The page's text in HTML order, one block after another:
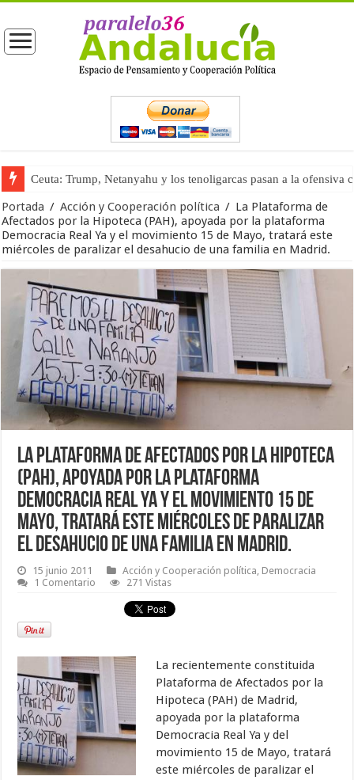
Ceuta: Trump, Netanyahu y los tenoligarcas pasan a la ofensiva
La masificación turística (tercera parte)
Portada / Acción y Cooperación política / La Plataforma de
Afectados por la Hipoteca (PAH), apoyada por la plataforma
Democracia Real Ya y el movimiento 15 de Mayo, tratará este
miércoles de paralizar el desahucio de una familia en Madrid.
La Plataforma de Afectados por la Hipoteca
(PAH), apoyada por la plataforma
Democracia Real Ya y el movimiento 15 de
Mayo, tratará este miércoles de paralizar
el desahucio de una familia en Madrid.
15 junio 2011 Acción y Cooperación política Democracia
1 Comentario
271 Vistas
La recientemente constituida
Plataforma de Afectados por la
Hipoteca (PAH) de Madrid,
apoyada por la plataforma
Democracia Real Ya y del
movimiento 15 de Mayo, tratará
este miércoles de paralizar el